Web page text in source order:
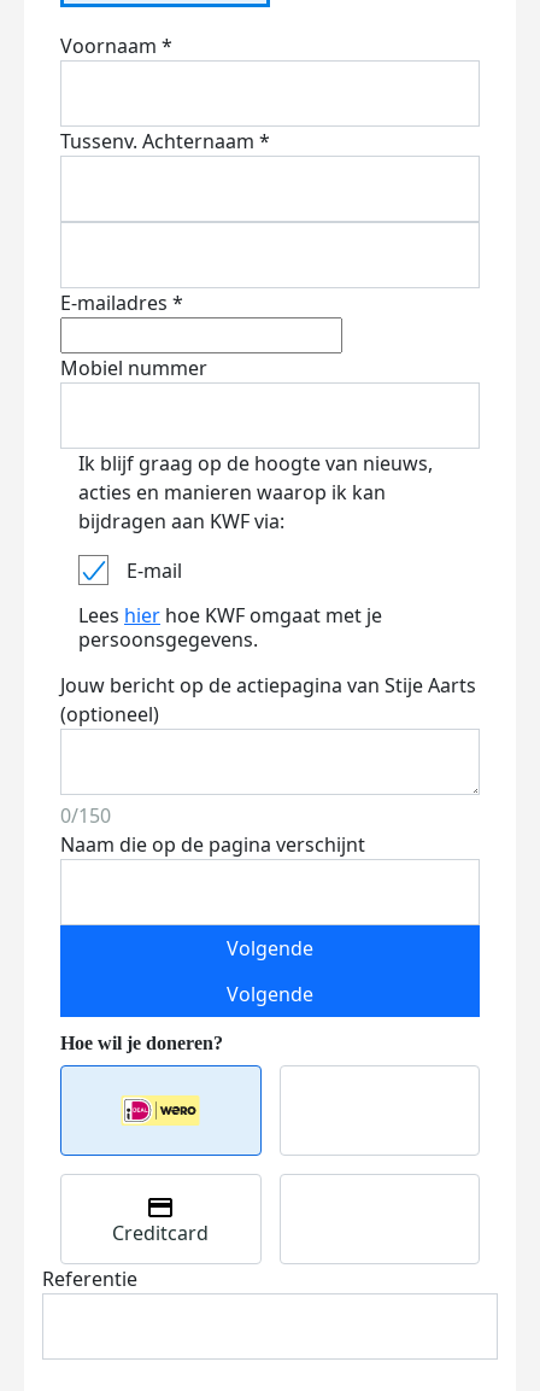
Voornaam *
Tussenv. Achternaam *
E-mailadres *
Mobiel nummer
Ik blijf graag op de hoogte van nieuws,
acties en manieren waarop ik kan
bijdragen aan KWF via:
E-mail
Lees hier hoe KWF omgaat met je
persoonsgegevens.
Jouw bericht op de actiepagina van Stije Aarts
(optioneel)
0/150
Naam die op de pagina verschijnt
Volgende
Volgende
Creditcard
Referentie